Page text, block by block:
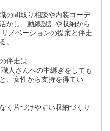
の間取り相談や内装コーデ
かし、動線設計や収納から
ノベーションの提案と伴走
。
伴走は
人さんへの中継ぎをしても
、女性から支持を得てい
く片づけやすい収納づくり